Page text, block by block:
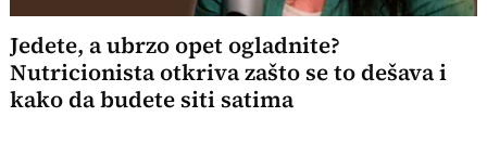
Jedete, a ubrzo opet ogladnite?
Nutricionista otkriva zašto se to dešava i
kako da budete siti satima